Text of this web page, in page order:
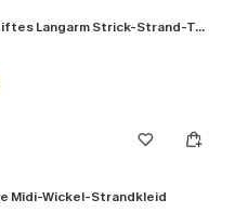
Marineblau Gestreiftes Langarm Strick-Strand-Top
Midi-Wickel-Strandkleid